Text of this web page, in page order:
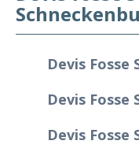
Devis Fosse
Devis
Devis Fosse